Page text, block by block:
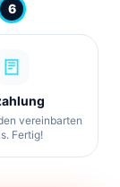
6
vereinbarten
Fertig!